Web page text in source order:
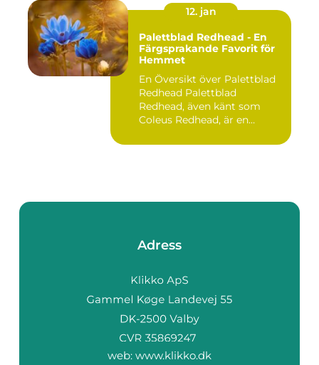
12. jan
Palettblad Redhead - En
Färgsprakande Favorit för
Hemmet
En Översikt över Palettblad
Redhead Palettblad
Redhead, även känt som
Coleus Redhead, är en
Adress
web: www.klikko.dk